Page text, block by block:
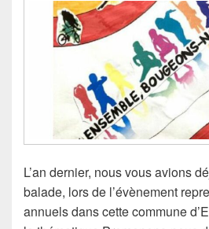
L’an dernier, nous vous avions
balade, lors de l’évènement
annuels dans cette commune